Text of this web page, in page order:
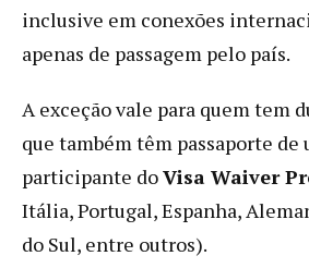
inclusive em conexões
apenas de passagem pelo país.
A exceção vale para quem tem
que também têm passaporte de
participante doVisa Waiver
Itália, Portugal, Espanha,
do Sul, entre outros).